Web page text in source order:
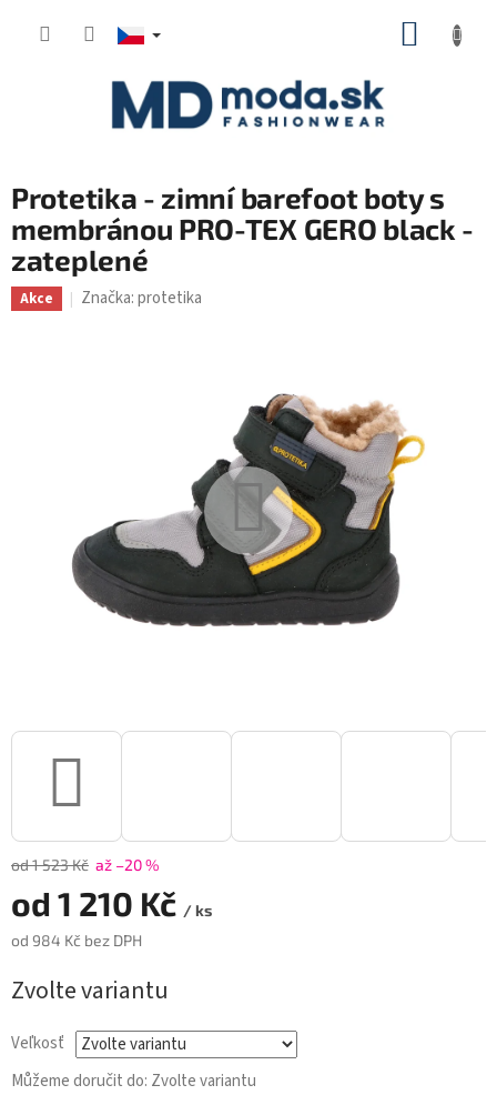
Protetika - zimní barefoot boty s
membránou PRO-TEX GERO black -
zateplené
Akce Značka:protetika
od 1 523 Kč až –20 %
od 1 210 Kč / ks
od 984 Kč bez DPH
cena:
Zvolte variantu
Veľkosť
Můžeme doručit do: Zvolte variantu